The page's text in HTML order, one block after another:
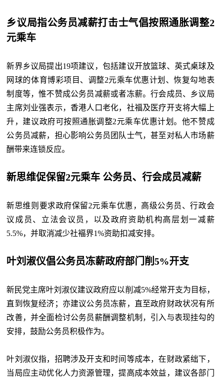
乡议局指公务员减薪打击士气倡按照通胀调整2
元乘车
新界乡议局提出19项建议，包括建议开放篮球、英式桌球及
网球的体育博彩项目、调整2元乘车优惠计划、恢复勾地表
制度等，惟不赞成公务员减薪或者冻薪。行会成员、乡议局
主席刘业强表示，香港人口老化，社福及医疗开支将大幅上
升，建议政府可按照通胀调整2元乘车优惠计划。他不赞成
公务员减薪，担心影响公务员团队士气，甚至对私人市场薪
酬带来连锁反应。
新思维促保留2元乘车 公务员、行会成员减薪
新思维则要求政府保留2元乘车优惠，高级公务员、行政会
议成员、立法会议员，以及政府资助机构高层划一减薪
5.5%，并取消减少社褔界1%资助扣减安排。
叶刘淑仪倡公务员冻薪政府部门削5%开支
新民党主席叶刘淑仪建议政府应以削减5%经常开支为目标，
直到恢复经济；亦建议公务员冻薪，直至政府财政状况有所
改善，并全面检讨公务员薪酬调整机制，引入与表现挂勾的
安排，鼓励公务员积极作为。
叶刘淑仪指，招聘涉及开支和时间等成本，在财政紧绌下，
当局应主动优化人力资源管理，提高成本效益，建议各部门